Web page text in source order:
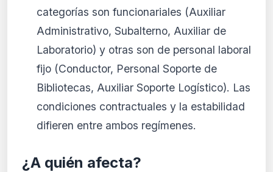
categorías son funcionariales (Auxiliar
Administrativo, Subalterno, Auxiliar de
Laboratorio) y otras son de personal laboral
fijo (Conductor, Personal Soporte de
Bibliotecas, Auxiliar Soporte Logístico). Las
condiciones contractuales y la estabilidad
difieren entre ambos regímenes.
¿A quién afecta?